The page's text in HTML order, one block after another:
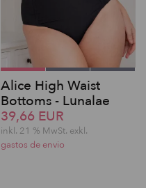
Alice High Waist
Bottoms - Lunalae
39,66 EUR
inkl. 21 % MwSt. exkl.
gastos de envio